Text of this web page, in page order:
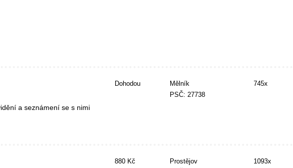
a seznámení se s nimi
Dohodou
Mělník
PSČ: 27738
745x
880 Kč
Prostějov
1093x